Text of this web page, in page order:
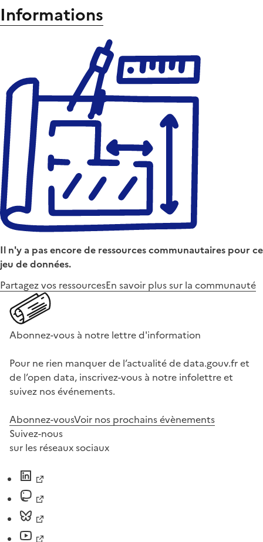
Informations
Il n'y a pas encore de ressources communautaires pour ce
jeu de données.
Partagez vos ressourcesEn savoir plus sur la communauté
Abonnez-vous à notre lettre d'information
Pour ne rien manquer de l’actualité de data.gouv.fr et
de l’open data, inscrivez-vous à notre infolettre et
suivez nos événements.
Abonnez-vousVoir nos prochains évènements
Suivez-nous
sur les réseaux sociaux